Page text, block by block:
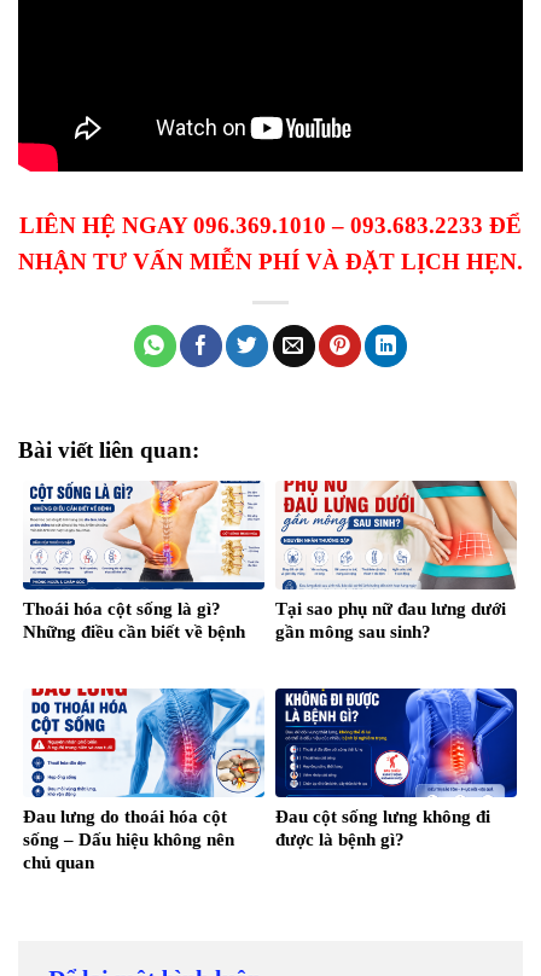
LIÊN HỆ NGAY 096.369.1010 – 093.683.2233 ĐỂ
NHẬN TƯ VẤN MIỄN PHÍ VÀ ĐẶT LỊCH HẸN.
Bài viết liên quan:
Thoái hóa cột sống là gì?
Những điều cần biết về bệnh
Tại sao phụ nữ đau lưng dưới
gần mông sau sinh?
Đau lưng do thoái hóa cột
sống – Dấu hiệu không nên
chủ quan
Đau cột sống lưng không đi
được là bệnh gì?